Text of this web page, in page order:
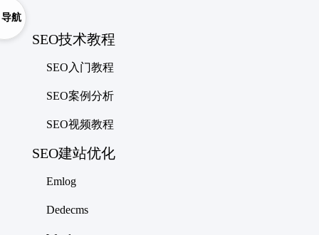
航
SEO技术教程
SEO入门教程
SEO案例分析
SEO视频教程
SEO建站优化
Emlog
Dedecms